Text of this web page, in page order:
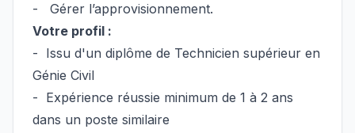
- Gérer l’approvisionnement.
Votre profil :
- Issu d'un diplôme de Technicien supérieur en
Génie Civil
- Expérience réussie minimum de 1 à 2 ans
dans un poste similaire